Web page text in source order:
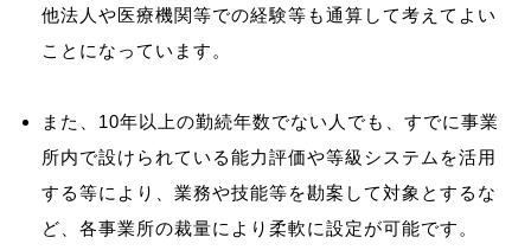
他法人や医療機関等での経験等も通算して考えてよい
ことになっています。
また、10年以上の勤続年数でない人でも、すでに事業
所内で設けられている能力評価や等級システムを活用
する等により、業務や技能等を勘案して対象とするな
ど、各事業所の裁量により柔軟に設定が可能です。